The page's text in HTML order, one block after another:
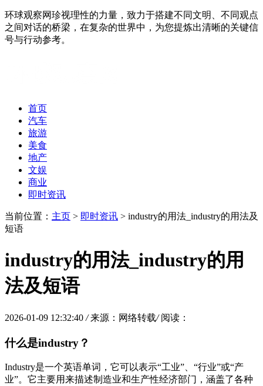
环球观察网珍视理性的力量，致力于搭建不同文明、不同观点
之间对话的桥梁，在复杂的世界中，为您提炼出清晰的关键信
号与行动参考。
首页
汽车
旅游
美食
地产
文娱
商业
即时资讯
当前位置： 主页 > 即时资讯 > industry的用法_industry的用法及
短语
industry的用法_industry的用
法及短语
2026-01-09 12:32:40 / 来源：网络转载/ 阅读：
什么是industry？
Industry是一个英语单词，它可以表示“工业”、“行业”或“产
业”。它主要用来描述制造业和生产性经济部门，涵盖了各种